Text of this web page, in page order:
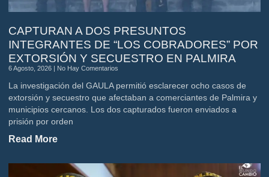
CAPTURAN A DOS PRESUNTOS
INTEGRANTES DE “LOS COBRADORES” POR
EXTORSIÓN Y SECUESTRO EN PALMIRA
6 Agosto, 2026 No Hay Comentarios
La investigación del GAULA permitió esclarecer ocho casos de
extorsión y secuestro que afectaban a comerciantes de Palmira y
municipios cercanos. Los dos capturados fueron enviados a
prisión por orden
Read More